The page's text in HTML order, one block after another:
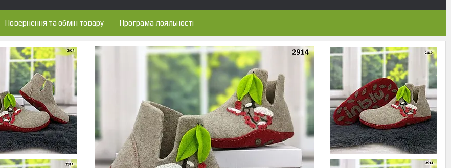
Повернення та обмін товару Програма лояльності